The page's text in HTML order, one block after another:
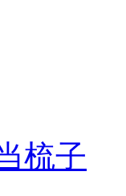
梳子